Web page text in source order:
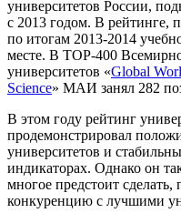
университетов России,
с 2013 годом. В рейтинге,
по итогам 2013-2014
месте. В TOP-400
университетов «Global
Science» МАИ занял 282
В этом году рейтинг
продемонстрировал
университетов и
индикаторах. Однако он
многое предстоит
конкуренцию с лучшими